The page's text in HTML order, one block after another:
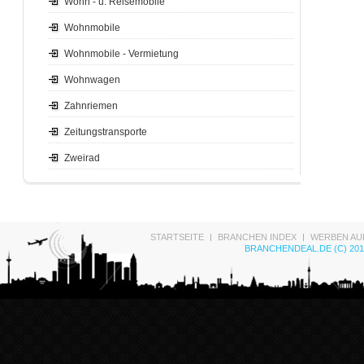
Wohnmobile
Wohnmobile - Vermietung
Wohnwagen
Zahnriemen
Zeitungstransporte
Zweirad
STARTSEITE BRANCHEN INDEX
WERBEN
BRANCHENDEAL.DE (C)